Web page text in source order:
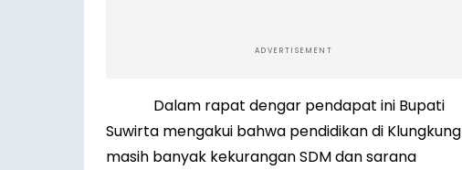
ADVERTISEMENT
Dalam rapat dengar pendapat ini Bupati
Suwirta mengakui bahwa pendidikan di Klungkung
masih banyak kekurangan SDM dan sarana